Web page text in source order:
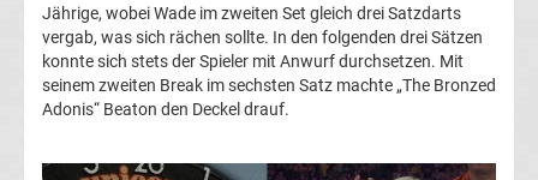
Conference
League
Jährige, wobei Wade im zweiten Set gleich drei Satzdarts
vergab, was sich rächen sollte. In den folgenden drei Sätzen
konnte sich stets der Spieler mit Anwurf durchsetzen. Mit
seinem zweiten Break im sechsten Satz machte „The Bronzed
Adonis“ Beaton den Deckel drauf.